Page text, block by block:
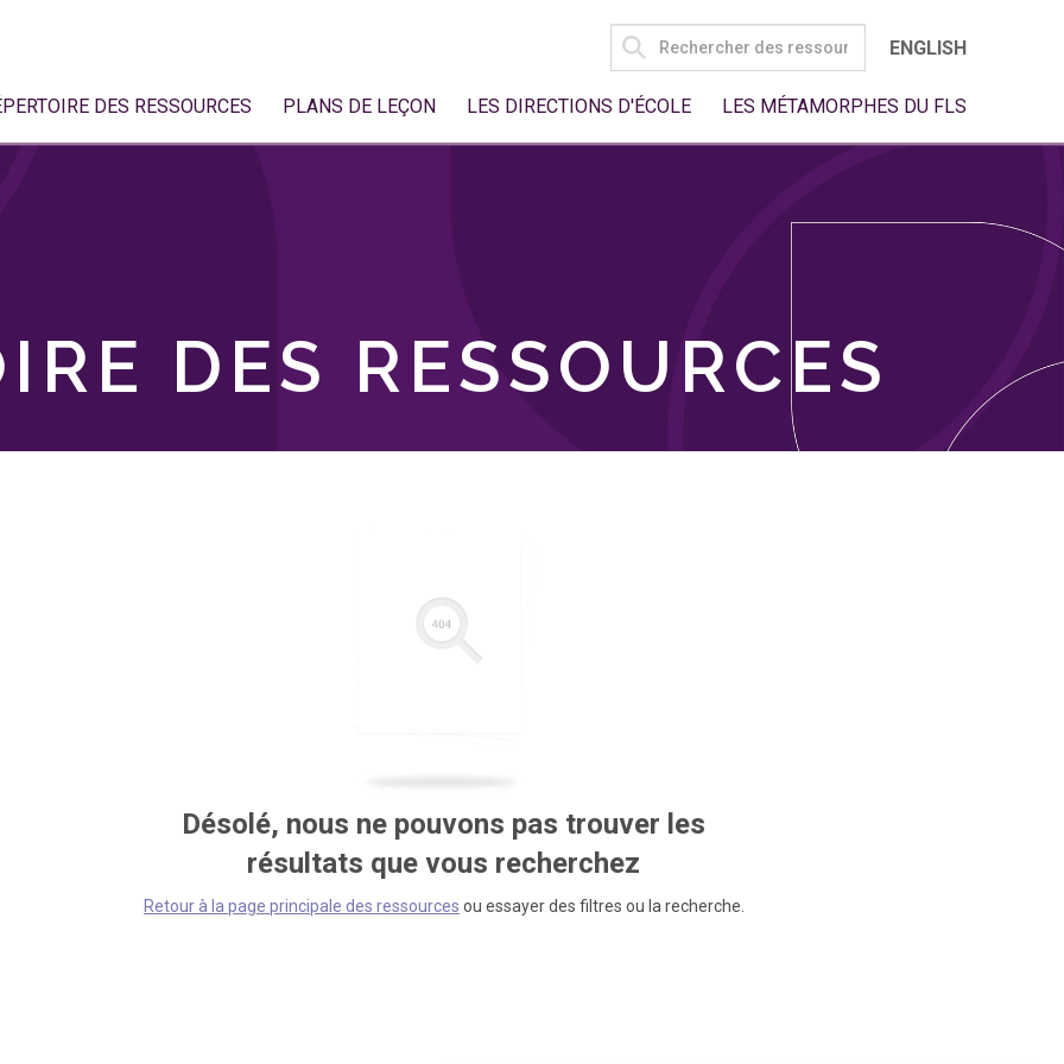
SEARCH
FOR:
ENGLISH
DES RESSOURCES PLANS DE LEÇON LES DIRECTIONS D'ÉCOLE LES MÉTAMORPHES DU FLS
DES RESSOURCES
Désolé, nous ne pouvons pas trouver les
résultats que vous recherchez
Retour à la page principale des ressources ou essayer des filtres ou la recherche.